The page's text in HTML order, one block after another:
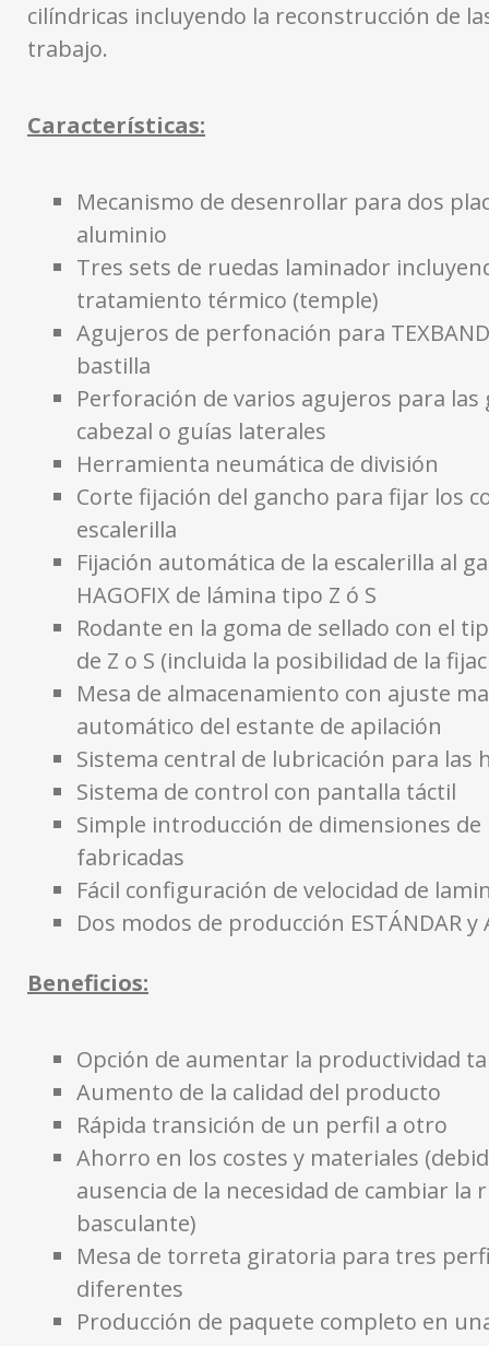
cilíndricas incluyendo la reconstrucción de
trabajo.
Características:
Mecanismo de desenrollar para dos
aluminio
Tres sets de ruedas laminador
tratamiento térmico (temple)
Agujeros de perfonación para
bastilla
Perforación de varios agujeros para las
cabezal o guías laterales
Herramienta neumática de división
Corte fijación del gancho para fijar los
escalerilla
Fijación automática de la escalerilla al
HAGOFIX de lámina tipo Z ó S
Rodante en la goma de sellado con el
de Z o S (incluida la posibilidad de la
Mesa de almacenamiento con ajuste
automático del estante de apilación
Sistema central de lubricación para las
Sistema de control con pantalla táctil
Simple introducción de dimensiones de
fabricadas
Fácil configuración de velocidad de
Dos modos de producción ESTÁNDAR y
Beneficios:
Opción de aumentar la productividad
Aumento de la calidad del producto
Rápida transición de un perfil a otro
Ahorro en los costes y materiales
ausencia de la necesidad de cambiar la
basculante)
Mesa de torreta giratoria para tres
diferentes
Producción de paquete completo en